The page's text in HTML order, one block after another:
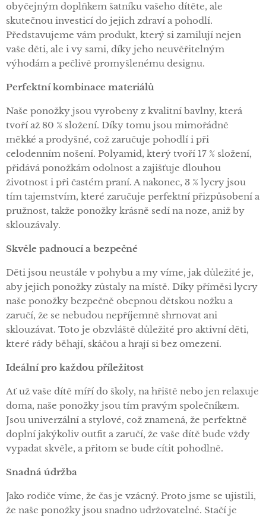
obyčejným doplňkem šatníku vašeho dítěte, ale
skutečnou investicí do jejich zdraví a pohodlí.
Představujeme vám produkt, který si zamilují nejen
vaše děti, ale i vy sami, díky jeho neuvěřitelným
výhodám a pečlivě promyšlenému designu.
Perfektní kombinace materiálů
Naše ponožky jsou vyrobeny z kvalitní bavlny, která
tvoří až 80 % složení. Díky tomu jsou mimořádně
měkké a prodyšné, což zaručuje pohodlí i při
celodenním nošení. Polyamid, který tvoří 17 % složení,
přidává ponožkám odolnost a zajišťuje dlouhou
životnost i při častém praní. A nakonec, 3 % lycry jsou
tím tajemstvím, které zaručuje perfektní přizpůsobení a
pružnost, takže ponožky krásně sedí na noze, aniž by
sklouzávaly.
Skvěle padnoucí a bezpečné
Děti jsou neustále v pohybu a my víme, jak důležité je,
aby jejich ponožky zůstaly na místě. Díky příměsi lycry
naše ponožky bezpečně obepnou dětskou nožku a
zaručí, že se nebudou nepříjemně shrnovat ani
sklouzávat. Toto je obzvláště důležité pro aktivní děti,
které rády běhají, skáčou a hrají si bez omezení.
Ideální pro každou příležitost
Ať už vaše dítě míří do školy, na hřiště nebo jen relaxuje
doma, naše ponožky jsou tím pravým společníkem.
Jsou univerzální a stylové, což znamená, že perfektně
doplní jakýkoliv outfit a zaručí, že vaše dítě bude vždy
vypadat skvěle, a přitom se bude cítit pohodlně.
Snadná údržba
Jako rodiče víme, že čas je vzácný. Proto jsme se ujistili,
že naše ponožky jsou snadno udržovatelné. Stačí je